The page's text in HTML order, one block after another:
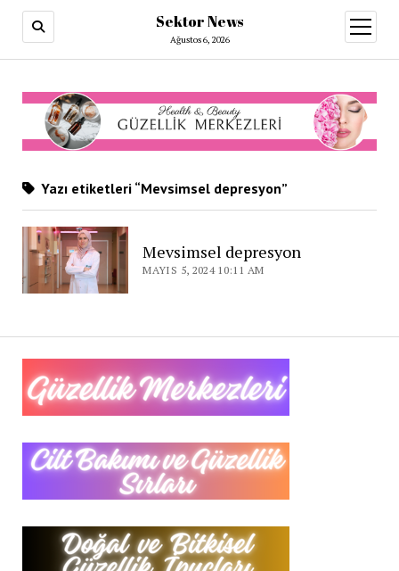
Sektor News
Ağustos 6, 2026
aç
Yazı etiketleri “Mevsimsel depresyon”
Mevsimsel depresyon
MAYIS 5, 2024 10:11 AM